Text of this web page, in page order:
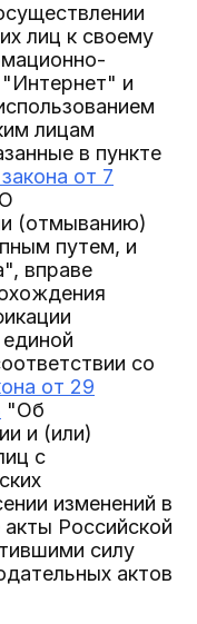
лиц к своему
"Интернет" и
лицам
в пункте
от 7
(отмыванию)
путем, и
вправе
со
от 29
"Об
и (или)
с
изменений в
Российской
силу
актов